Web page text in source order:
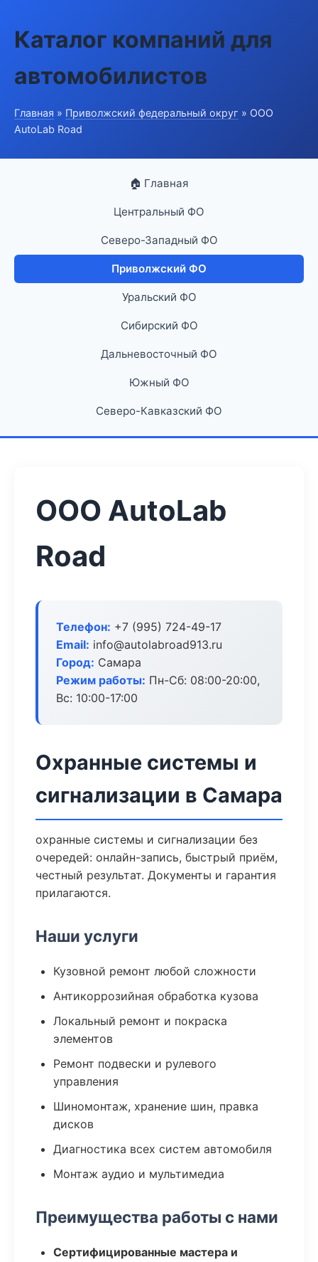
Каталог компаний для
автомобилистов
Главная » Приволжский федеральный округ » ООО
AutoLab Road
🏠 Главная
Центральный ФО
Северо-Западный ФО
Приволжский ФО
Уральский ФО
Сибирский ФО
Дальневосточный ФО
Южный ФО
Северо-Кавказский ФО
ООО AutoLab
Road
Телефон: +7 (995) 724-49-17
Email: info@autolabroad913.ru
Город: Самара
Режим работы: Пн-Сб: 08:00-20:00,
Вс: 10:00-17:00
Охранные системы и
сигнализации в Самара
охранные системы и сигнализации без
очередей: онлайн-запись, быстрый приём,
честный результат. Документы и гарантия
прилагаются.
Наши услуги
Кузовной ремонт любой сложности
Антикоррозийная обработка кузова
Локальный ремонт и покраска
элементов
Ремонт подвески и рулевого
управления
Шиномонтаж, хранение шин, правка
дисков
Диагностика всех систем автомобиля
Монтаж аудио и мультимедиа
Преимущества работы с нами
Сертифицированные мастера и